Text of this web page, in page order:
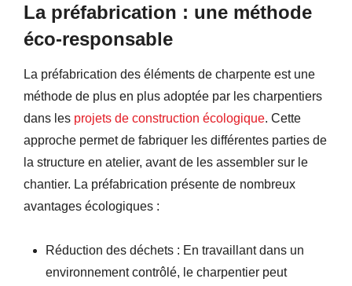
La préfabrication : une méthode
éco-responsable
La préfabrication des éléments de charpente est une
méthode de plus en plus adoptée par les charpentiers
dans les projets de construction écologique. Cette
approche permet de fabriquer les différentes parties de
la structure en atelier, avant de les assembler sur le
chantier. La préfabrication présente de nombreux
avantages écologiques :
Réduction des déchets : En travaillant dans un
environnement contrôlé, le charpentier peut